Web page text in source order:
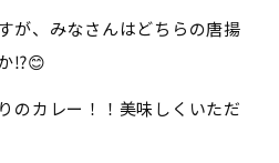
が、みなさんはどちらの唐揚
⁉️😊
のカレー！！美味しくいただ